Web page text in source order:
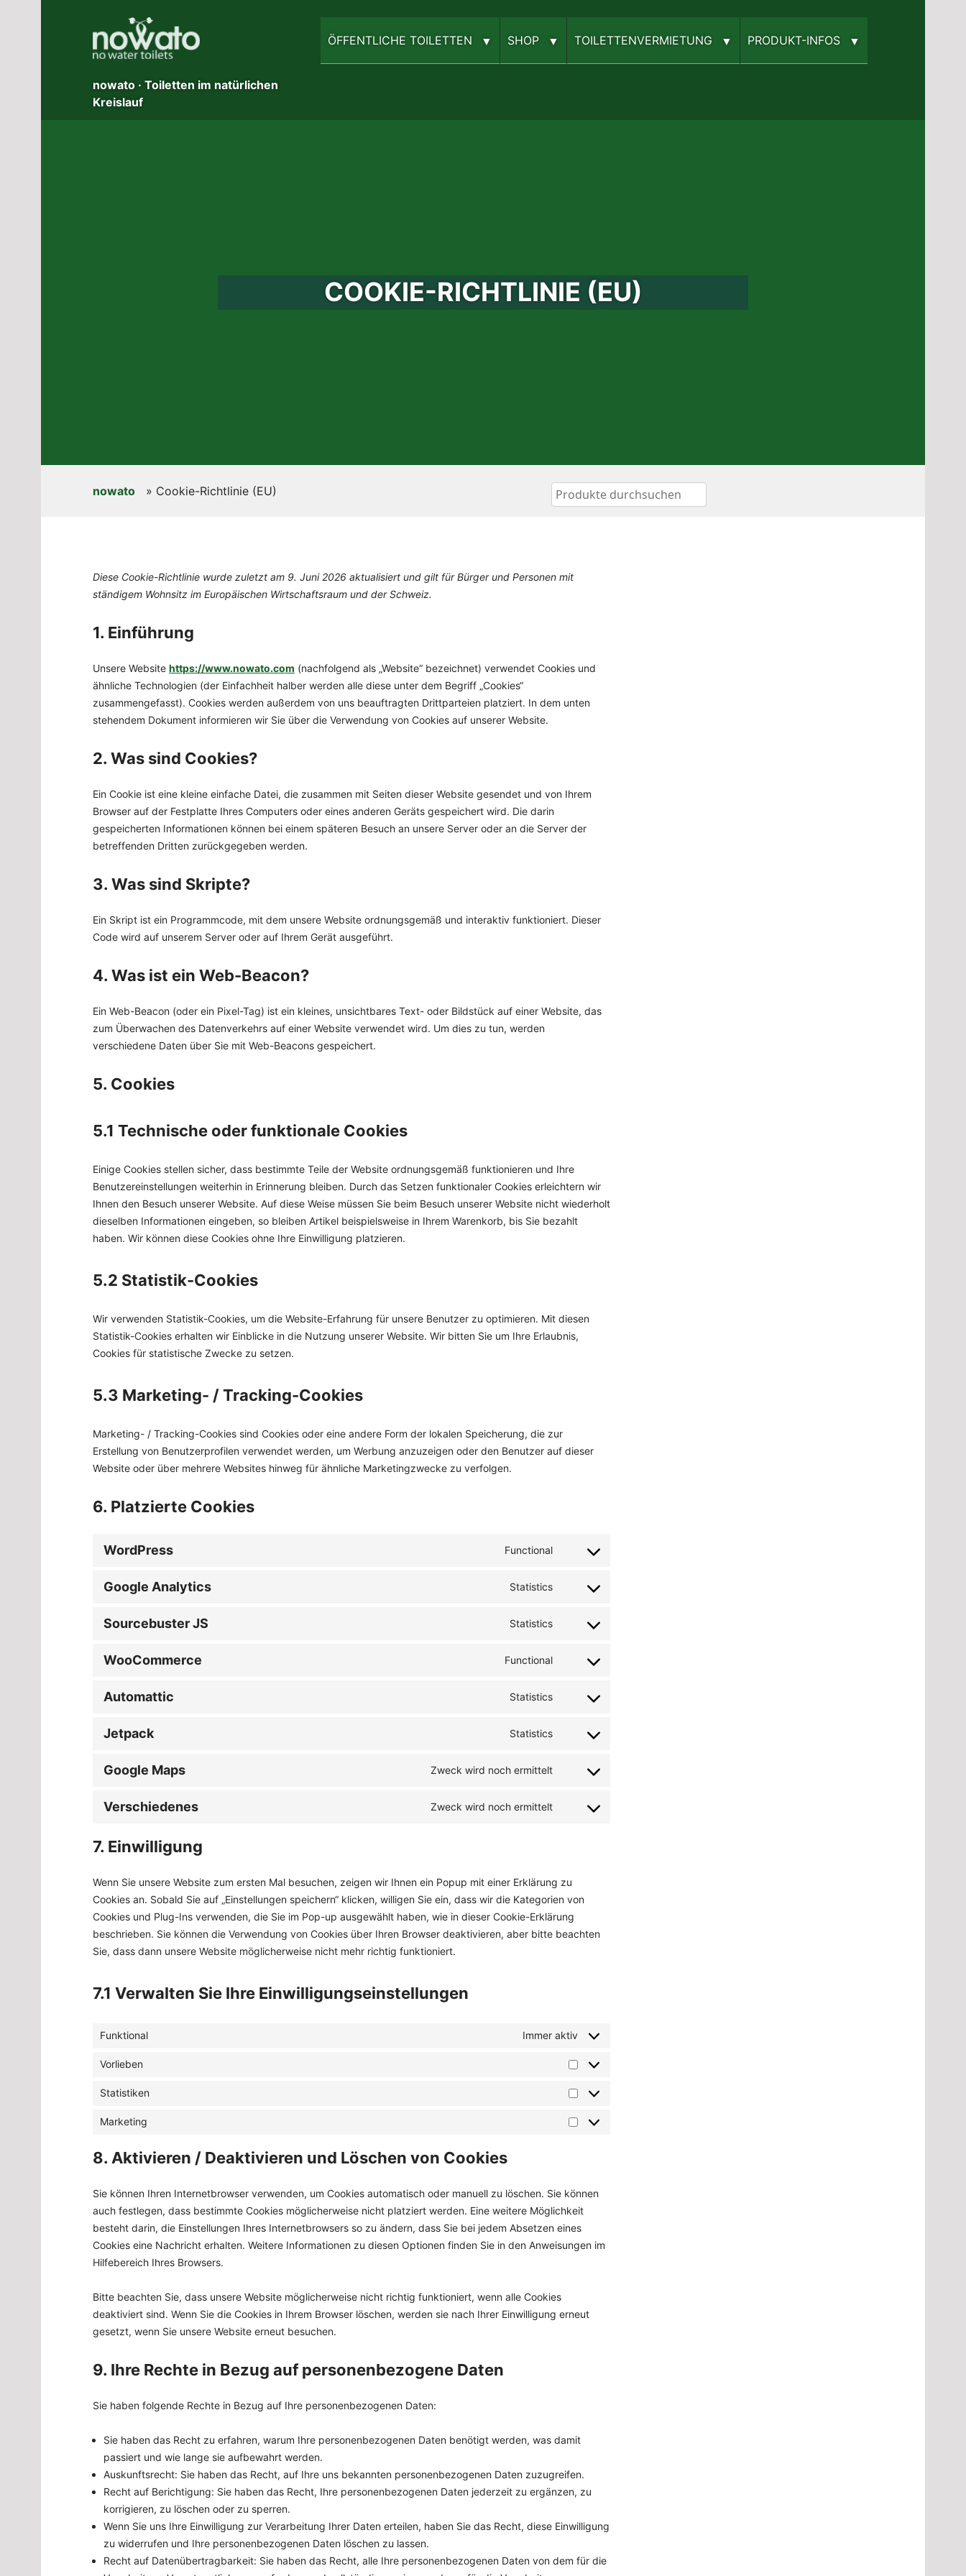
nowato · Toiletten im natürlichen
Kreislauf
ÖFFENTLICHE TOILETTEN SHOP TOILETTEN­­VERMIETUNG PRODUKT-INFOS
COOKIE-RICHTLINIE (EU)
nowato » Cookie-Richtlinie (EU)
Diese Cookie-Richtlinie wurde zuletzt am 9. Juni 2026 aktualisiert und gilt für Bürger und Personen mit
ständigem Wohnsitz im Europäischen Wirtschaftsraum und der Schweiz.
1. Einführung
Unsere Website https://www.nowato.com (nachfolgend als „Website“ bezeichnet) verwendet Cookies und
ähnliche Technologien (der Einfachheit halber werden alle diese unter dem Begriff „Cookies“
zusammengefasst). Cookies werden außerdem von uns beauftragten Drittparteien platziert. In dem unten
stehendem Dokument informieren wir Sie über die Verwendung von Cookies auf unserer Website.
2. Was sind Cookies?
Ein Cookie ist eine kleine einfache Datei, die zusammen mit Seiten dieser Website gesendet und von Ihrem
Browser auf der Festplatte Ihres Computers oder eines anderen Geräts gespeichert wird. Die darin
gespeicherten Informationen können bei einem späteren Besuch an unsere Server oder an die Server der
betreffenden Dritten zurückgegeben werden.
3. Was sind Skripte?
Ein Skript ist ein Programmcode, mit dem unsere Website ordnungsgemäß und interaktiv funktioniert. Dieser
Code wird auf unserem Server oder auf Ihrem Gerät ausgeführt.
4. Was ist ein Web-Beacon?
Ein Web-Beacon (oder ein Pixel-Tag) ist ein kleines, unsichtbares Text- oder Bildstück auf einer Website, das
zum Überwachen des Datenverkehrs auf einer Website verwendet wird. Um dies zu tun, werden
verschiedene Daten über Sie mit Web-Beacons gespeichert.
5. Cookies
5.1 Technische oder funktionale Cookies
Einige Cookies stellen sicher, dass bestimmte Teile der Website ordnungsgemäß funktionieren und Ihre
Benutzereinstellungen weiterhin in Erinnerung bleiben. Durch das Setzen funktionaler Cookies erleichtern wir
Ihnen den Besuch unserer Website. Auf diese Weise müssen Sie beim Besuch unserer Website nicht wiederholt
dieselben Informationen eingeben, so bleiben Artikel beispielsweise in Ihrem Warenkorb, bis Sie bezahlt
haben. Wir können diese Cookies ohne Ihre Einwilligung platzieren.
5.2 Statistik-Cookies
Wir verwenden Statistik-Cookies, um die Website-Erfahrung für unsere Benutzer zu optimieren. Mit diesen
Statistik-Cookies erhalten wir Einblicke in die Nutzung unserer Website. Wir bitten Sie um Ihre Erlaubnis,
Cookies für statistische Zwecke zu setzen.
5.3 Marketing- / Tracking-Cookies
Marketing- / Tracking-Cookies sind Cookies oder eine andere Form der lokalen Speicherung, die zur
Erstellung von Benutzerprofilen verwendet werden, um Werbung anzuzeigen oder den Benutzer auf dieser
Website oder über mehrere Websites hinweg für ähnliche Marketingzwecke zu verfolgen.
6. Platzierte Cookies
WordPress Functional
Consent
service
Google Analytics Statistics
Consent
service
analytics
Sourcebuster JS Statistics
Consent
service
WooCommerce Functional
Consent
service
Automattic Statistics
Consent
service
Jetpack Statistics
Consent
service
Google Maps Zweck wird noch ermittelt
Consent
service
Verschiedenes Zweck wird noch ermittelt
Consent
7. Einwilligung
Wenn Sie unsere Website zum ersten Mal besuchen, zeigen wir Ihnen ein Popup mit einer Erklärung zu
Cookies an. Sobald Sie auf „Einstellungen speichern“ klicken, willigen Sie ein, dass wir die Kategorien von
Cookies und Plug-Ins verwenden, die Sie im Pop-up ausgewählt haben, wie in dieser Cookie-Erklärung
beschrieben. Sie können die Verwendung von Cookies über Ihren Browser deaktivieren, aber bitte beachten
Sie, dass dann unsere Website möglicherweise nicht mehr richtig funktioniert.
7.1 Verwalten Sie Ihre Einwilligungseinstellungen
Funktional Immer aktiv
Vorlieben
Vorlieben
Statistiken
Statistiken
Marketing
Marketing
8. Aktivieren / Deaktivieren und Löschen von Cookies
Sie können Ihren Internetbrowser verwenden, um Cookies automatisch oder manuell zu löschen. Sie können
auch festlegen, dass bestimmte Cookies möglicherweise nicht platziert werden. Eine weitere Möglichkeit
besteht darin, die Einstellungen Ihres Internetbrowsers so zu ändern, dass Sie bei jedem Absetzen eines
Cookies eine Nachricht erhalten. Weitere Informationen zu diesen Optionen finden Sie in den Anweisungen im
Hilfebereich Ihres Browsers.
Bitte beachten Sie, dass unsere Website möglicherweise nicht richtig funktioniert, wenn alle Cookies
deaktiviert sind. Wenn Sie die Cookies in Ihrem Browser löschen, werden sie nach Ihrer Einwilligung erneut
gesetzt, wenn Sie unsere Website erneut besuchen.
9. Ihre Rechte in Bezug auf personenbezogene Daten
Sie haben folgende Rechte in Bezug auf Ihre personenbezogenen Daten:
Sie haben das Recht zu erfahren, warum Ihre personenbezogenen Daten benötigt werden, was damit
passiert und wie lange sie aufbewahrt werden.
Auskunftsrecht: Sie haben das Recht, auf Ihre uns bekannten personenbezogenen Daten zuzugreifen.
Recht auf Berichtigung: Sie haben das Recht, Ihre personenbezogenen Daten jederzeit zu ergänzen, zu
korrigieren, zu löschen oder zu sperren.
Wenn Sie uns Ihre Einwilligung zur Verarbeitung Ihrer Daten erteilen, haben Sie das Recht, diese Einwilligung
zu widerrufen und Ihre personenbezogenen Daten löschen zu lassen.
Recht auf Datenübertragbarkeit: Sie haben das Recht, alle Ihre personenbezogenen Daten von dem für die